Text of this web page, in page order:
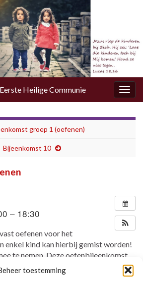
toestemming
Heilige Communie
groep 1 (oefenen)
Bijeenkomst 10
– 18:30
oefenen voor het
enkel kind kan hierbij gemist worden!
te nemen. Deze oefenbijeenkomst
bijeenkomst.